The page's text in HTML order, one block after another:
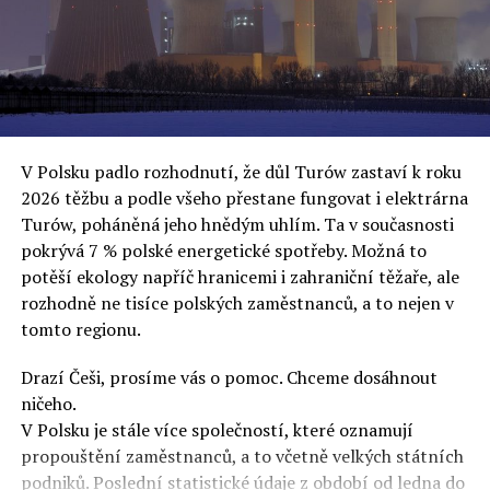
„Myslím, že je to cynické chování Donalda Tuska, který
oslovuje své voliče, bublinu šílenců, kteří mu všechno
uvěří a nebudou se ptát na podrobnosti,“ řekl Rafał
Ziemkiewicz, redaktor týdeníku Do Rzeczy a ironicky
dodal: „Když se nynějšímu vedení státního hřebčince
podařilo prodat na aukci 10 plemenných koní za 600
000 euro, bylo to provládními médii oslavované jako
velký úspěch. Za vlády PiS se 14 koní prodalo za 2,5
milionu euro, což bylo stejnou mediální partou
komentováno jako konec polského chovu koní. Ve vidění
kontrolorů činnosti PiS ale určitě šlo při prodeji koní o
praní peněz či jinou nelegální činnost.“
Tuskova čísla jsou ale ujetá i jinde, pokračoval
Ziemkiewicz. „Ve vládní aféře PiS kolem vydávání víz
Tusk tvrdil, že za vlády dnešní opozice se nelegálně
prodalo 600 000 víz do Polska. Byla na to dokonce
vytvořena parlamentní vyšetřovací komise, která přišla
ale pouze na to, že 220 víz do Polska bylo
V Polsku padlo rozhodnutí, že důl Turów zastaví k roku
2026 těžbu a podle všeho přestane fungovat i elektrárna
Turów, poháněná jeho hnědým uhlím. Ta v současnosti
pokrývá 7 % polské energetické spotřeby. Možná to
potěší ekology napříč hranicemi i zahraniční těžaře, ale
rozhodně ne tisíce polských zaměstnanců, a to nejen v
tomto regionu.
Drazí Češi, prosíme vás o pomoc. Chceme dosáhnout
ničeho.
V Polsku je stále více společností, které oznamují
propouštění zaměstnanců, a to včetně velkých státních
podniků. Poslední statistické údaje z období od ledna do